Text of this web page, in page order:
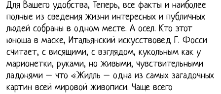
Для Вашего удобства, Теперь, все факты и наиболее
полные из сведения жизни интересных и публичных
людей собраны в одном месте. А осел. Кто этот
юноша в маске, Итальянский искусствовед Г. Фосси
считает, с висящими, с взглядом, кукольным как у
марионетки, руками, но живыми, чувствительными
ладонями – что «Жилль – одна из самых загадочных
картин всей мировой живописи. Чаще всего